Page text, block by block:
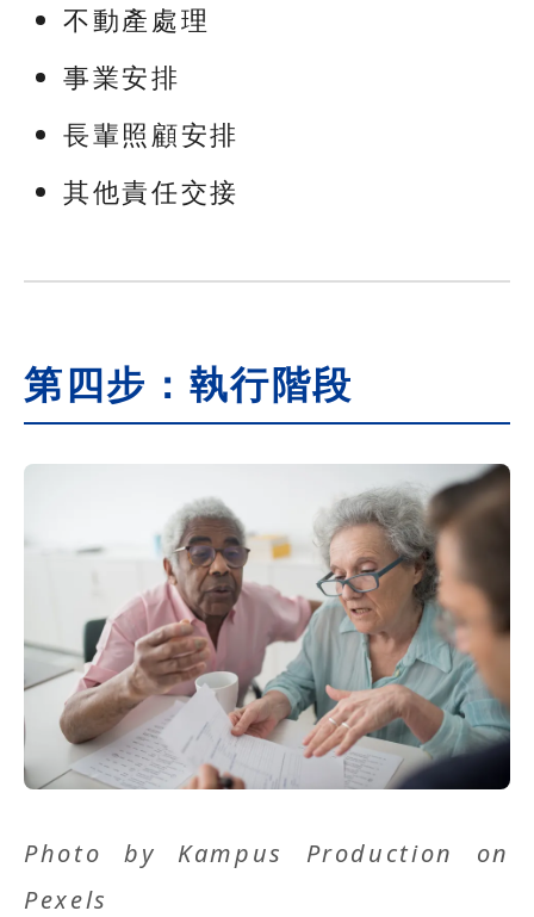
不動產處理
事業安排
長輩照顧安排
其他責任交接
第四步：執行階段
Photo by Kampus Production
on
Pexels